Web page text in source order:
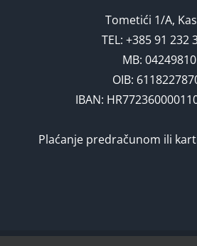
Tometići 1/A,
TEL: +385 91 232
MB: 04249810
OIB:
IBAN:
Plaćanje predračunom ili